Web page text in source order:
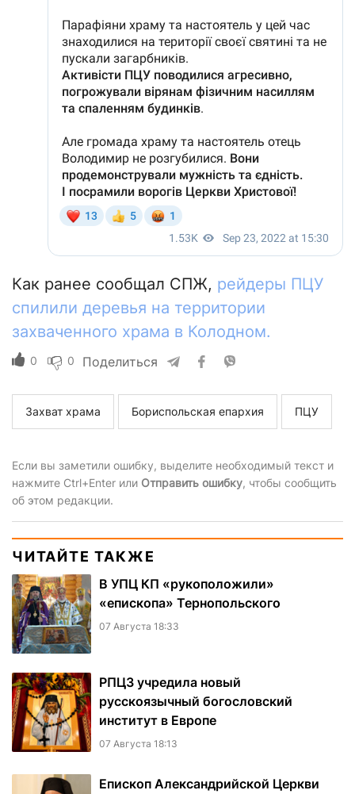
Как ранее сообщал СПЖ, рейдеры ПЦУ
спилили деревья на территории
захваченного храма в Колодном.
0 0 Поделиться
Захват храма Бориспольская епархия ПЦУ
Если вы заметили ошибку, выделите необходимый текст и
нажмите Ctrl+Enter или Отправить ошибку, чтобы сообщить
об этом редакции.
ЧИТАЙТЕ ТАКЖЕ
В УПЦ КП «рукоположили»
«епископа» Тернопольского
07 Августа 18:33
РПЦЗ учредила новый
русскоязычный богословский
институт в Европе
07 Августа 18:13
Епископ Александрийской Церкви